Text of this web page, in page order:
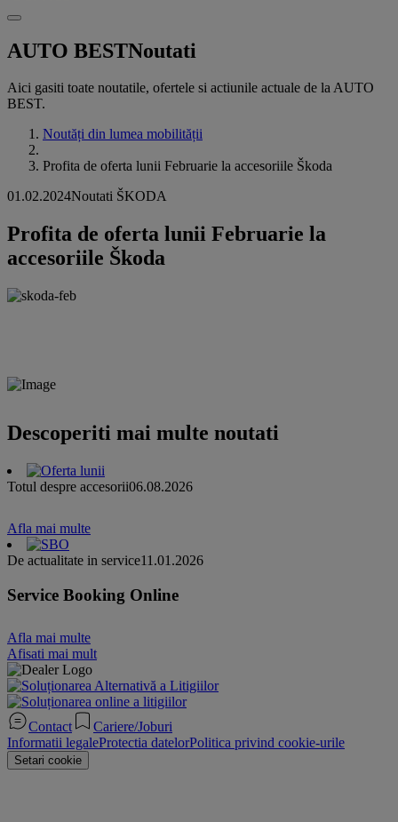
AUTO BESTNoutati
Aici gasiti toate noutatile, ofertele si actiunile actuale de la AUTO
BEST.
Noutăți din lumea mobilității
Profita de oferta lunii Februarie la accesoriile Škoda
01.02.2024Noutati ŠKODA
Profita de oferta lunii Februarie la
accesoriile Škoda
Descoperiti mai multe noutati
Totul despre accesorii06.08.2026
Afla mai multe
De actualitate in service11.01.2026
Service Booking Online
Afla mai multe
Afisati mai mult
Contact
Cariere/Joburi
Informatii legaleProtectia datelorPolitica privind cookie-urile
Setari cookie